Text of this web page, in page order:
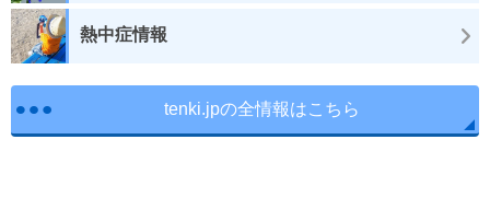
熱中症情報
tenki.jpの全情報はこちら